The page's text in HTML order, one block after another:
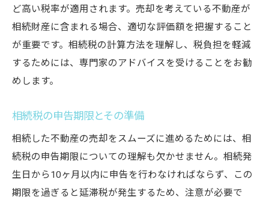
ど高い税率が適用されます。売却を考えている不動産が
相続財産に含まれる場合、適切な評価額を把握すること
が重要です。相続税の計算方法を理解し、税負担を軽減
するためには、専門家のアドバイスを受けることをお勧
めします。
相続税の申告期限とその準備
相続した不動産の売却をスムーズに進めるためには、相
続税の申告期限についての理解も欠かせません。相続発
生日から10ヶ月以内に申告を行わなければならず、この
期限を過ぎると延滞税が発生するため、注意が必要で